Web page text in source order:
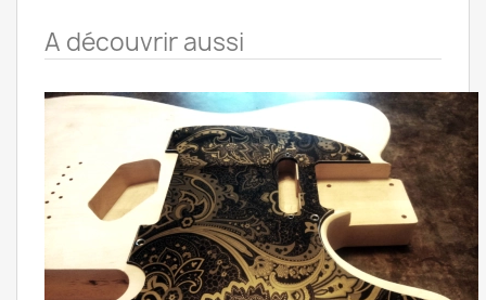
À découvrir aussi